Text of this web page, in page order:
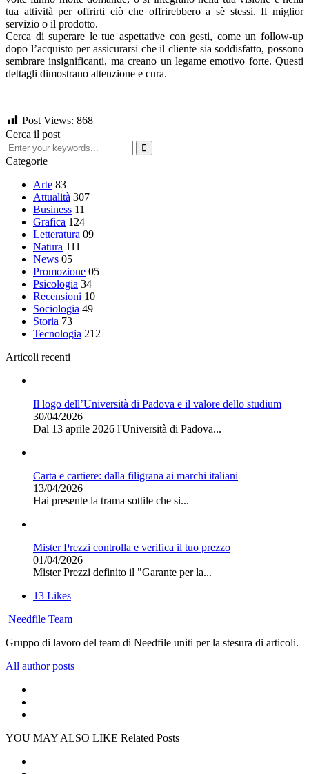
tua attività per offrirti ciò che offrirebbero a sè stessi. Il miglior
servizio o il prodotto.
Cerca di superare le tue aspettative con gesti, come un follow-up
dopo l’acquisto per assicurarsi che il cliente sia soddisfatto, possono
sembrare insignificanti, ma creano un legame emotivo forte. Questi
dettagli dimostrano attenzione e cura.
Post Views: 868
Cerca il post
Categorie
Arte 83
Attualità 307
Business 11
Grafica 124
Letteratura 09
Natura 111
News 05
Promozione 05
Psicologia 34
Recensioni 10
Sociologia 49
Storia 73
Tecnologia 212
Articoli recenti
Il logo dell’Università di Padova e il valore dello studium
30/04/2026
Dal 13 aprile 2026 l'Università di Padova...
Carta e cartiere: dalla filigrana ai marchi italiani
13/04/2026
Hai presente la trama sottile che si...
Mister Prezzi controlla e verifica il tuo prezzo
01/04/2026
Mister Prezzi definito il "Garante per la...
13 Likes
Needfile Team
Gruppo di lavoro del team di Needfile uniti per la stesura di articoli.
All author posts
YOU MAY ALSO LIKE Related Posts